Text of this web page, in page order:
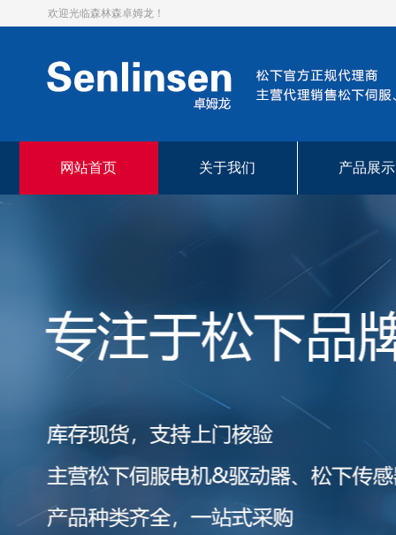
欢迎光临森林森卓姆龙！
网站首页 关于我们 产品展示